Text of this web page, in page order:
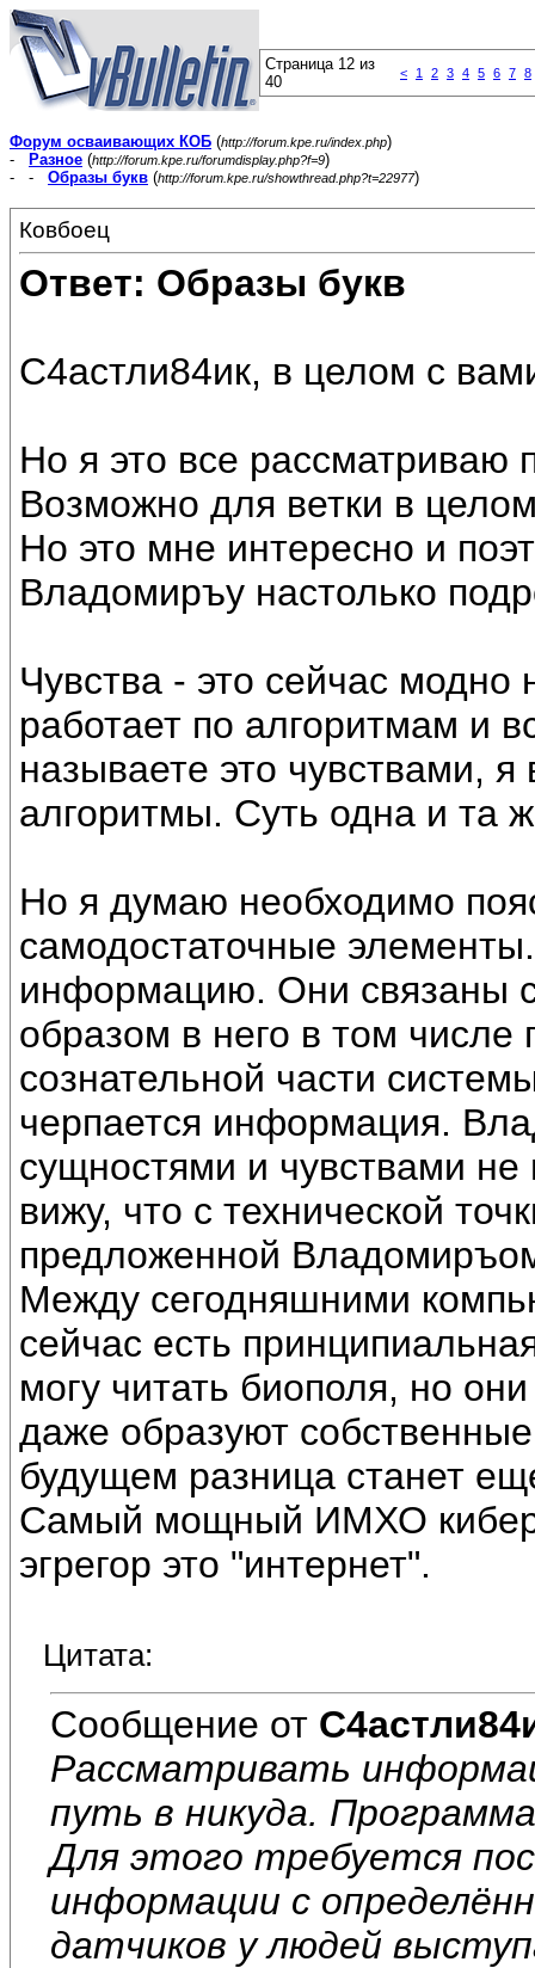
Страница 12 из
40
< 1 2 3 4 5 6 7 8
Форум осваивающих КОБ (http://forum.kpe.ru/index.php)
-
Разное (http://forum.kpe.ru/forumdisplay.php?f=9)
- - Образы букв (http://forum.kpe.ru/showthread.php?t=22977)
Ковбоец
Ответ: Образы букв
С4астли84ик, в целом с
Но я это все
Возможно для ветки в
Но это мне интересно и
Владомиръу настолько
Чувства - это сейчас модно
работает по алгоритмам и
называете это чувствами,
алгоритмы. Суть одна и та
Но я думаю необходимо
самодостаточные
информацию. Они связаны
образом в него в том
сознательной части
черпается информация.
сущностями и чувствами
вижу, что с технической
предложенной
Между сегодняшними
сейчас есть
могу читать биополя, но
даже образуют
будущем разница станет
Самый мощный ИМХО
эгрегор это "интернет".
Цитата:
Сообщение от
Рассматривать
путь в никуда.
Для этого требуется
информации с
датчиков у людей